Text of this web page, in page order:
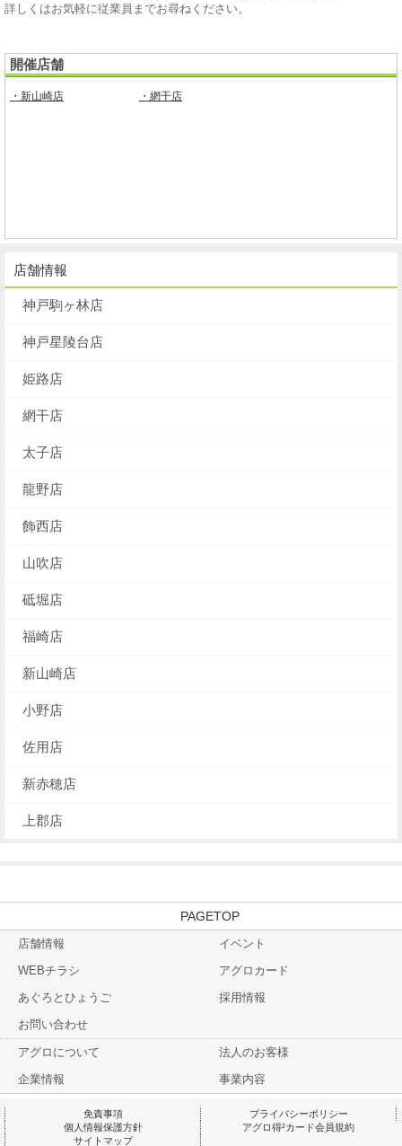
詳しくはお気軽に従業員までお尋ねください。
開催店舗
・新山崎店 ・網干店
店舗情報
神戸駒ヶ林店
神戸星陵台店
姫路店
網干店
太子店
龍野店
飾西店
山吹店
砥堀店
福崎店
新山崎店
小野店
佐用店
新赤穂店
上郡店
TOP
店舗情報
イベント
WEBチラシ
アグロカード
あぐろとひょうご
採用情報
お問い合わせ
アグロについて
法人のお客様
企業情報
事業内容
免責事項
プライバシーポリシー
個人情報保護方針
アグロ得²カード会員規約
サイトマップ